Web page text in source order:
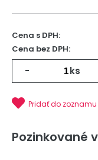
Cena s DPH:
Cena bez DPH:
- ks
Pridať do zoznamu
Pozinkované